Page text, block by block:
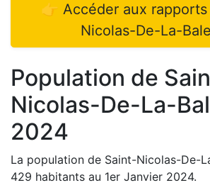
👉 Accéder aux rapports
Nicolas-De-La-
Population de
Nicolas-De-La-
2024
La population de Saint-Nicolas-De-
429 habitants au 1er Janvier 2024.